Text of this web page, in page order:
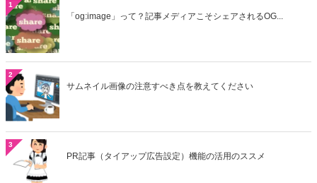
1
「og:image」って？記事メディアこそシェアされるOG...
2
サムネイル画像の注意すべき点を教えてください
3
PR記事（タイアップ広告設定）機能の活用のススメ